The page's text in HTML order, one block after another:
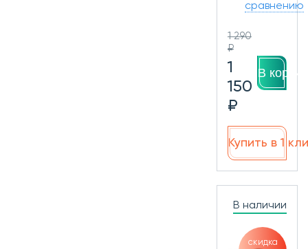
сравнению
1 290
₽
1
150
₽
В
Купить в 1
В наличии
скидка